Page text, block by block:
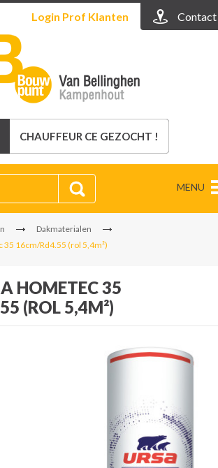
Login Prof Klanten Contact
CHAUFFEUR CE GEZOCHT !
MENU
Dakmaterialen
35 16cm/Rd4.55 (rol 5,4m²)
HOMETEC 35
(ROL 5,4M²)